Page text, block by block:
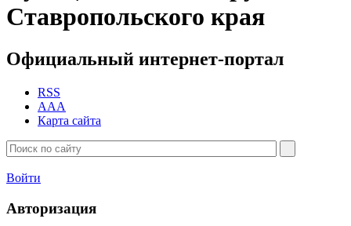
Ставропольского края
Официальный интернет-портал
RSS
AAA
Карта сайта
Войти
Авторизация